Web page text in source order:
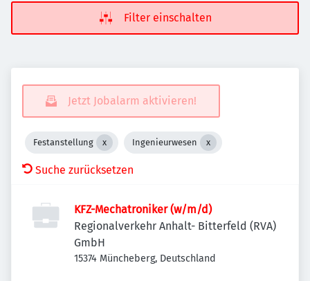
Filter einschalten
Jetzt Jobalarm aktivieren!
Festanstellung Ingenieurwesen
Suche zurücksetzen
KFZ-Mechatroniker (w/m/d)
Regionalverkehr Anhalt- Bitterfeld (RVA)
GmbH
15374 Müncheberg, Deutschland